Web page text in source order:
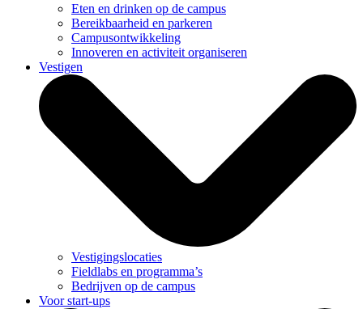
Eten en drinken op de campus
Bereikbaarheid en parkeren
Campusontwikkeling
Innoveren en activiteit organiseren
Vestigen
Vestigingslocaties
Fieldlabs en programma’s
Bedrijven op de campus
Voor start-ups